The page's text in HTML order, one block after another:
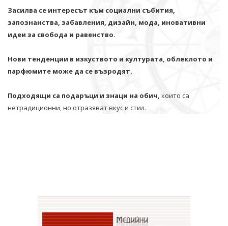
Засилва се интересът към социални събития,
запознанства, забавления, дизайн, мода, иновативни
идеи за свобода и равенство.
Нови тенденции в изкуството и културата, облеклото и
парфюмите може да се възродят.
Подходящи са подаръци и знаци на обич, които са
нетрадиционни, но отразяват вкус и стил.